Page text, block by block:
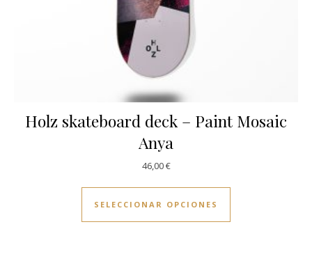
Holz skateboard deck – Paint Mosaic
Anya
46,00€
SELECCIONAR OPCIONES
Este producto